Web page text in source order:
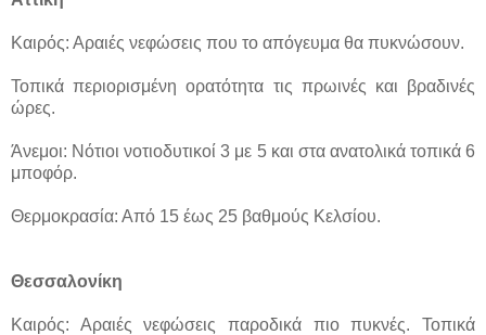
Καιρός: Αραιές νεφώσεις που το απόγευμα θα πυκνώσουν.
Τοπικά περιορισμένη ορατότητα τις πρωινές και βραδινές
ώρες.
Άνεμοι: Νότιοι νοτιοδυτικοί 3 με 5 και στα ανατολικά τοπικά 6
μποφόρ.
Θερμοκρασία: Από 15 έως 25 βαθμούς Κελσίου.
Θεσσαλονίκη
Καιρός: Αραιές νεφώσεις παροδικά πιο πυκνές. Τοπικά